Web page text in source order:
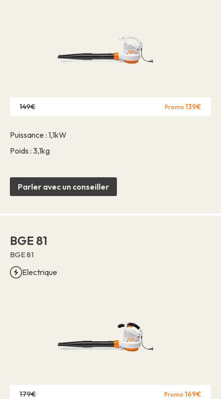
149€ Promo 139€
Puissance : 1,1kW
Poids : 3,1kg
Parler avec un conseiller
BGE 81
BGE 81
Electrique
179€ Promo 169€